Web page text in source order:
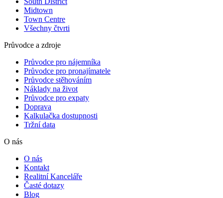
Midtown
Town Centre
Všechny čtvrti
Průvodce a zdroje
Průvodce pro nájemníka
Průvodce pro pronajímatele
Průvodce stěhováním
Náklady na život
Průvodce pro expaty
Doprava
Kalkulačka dostupnosti
Tržní data
O nás
O nás
Kontakt
Realitní Kanceláře
Časté dotazy
Blog